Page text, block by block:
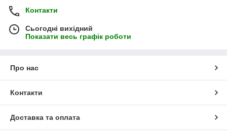
Контакти
Сьогодні вихідний
Показати весь графік роботи
Про нас
Контакти
Доставка та оплата